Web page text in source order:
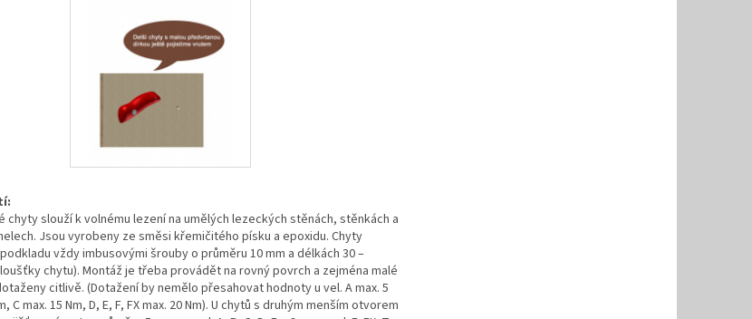
chyty slouží k volnému lezení na umělých lezeckých stěnách, stěnkách a
Jsou vyrobeny ze směsi křemičitého písku a epoxidu. Chyty
vždy imbusovými šrouby o průměru 10 mm a délkách 30 –
chytu). Montáž je třeba provádět na rovný povrch a zejména malé
citlivě. (Dotažení by nemělo přesahovat hodnoty u vel. A max. 5
C max. 15 Nm, D, E, F, FX max. 20 Nm). U chytů s druhým menším otvorem